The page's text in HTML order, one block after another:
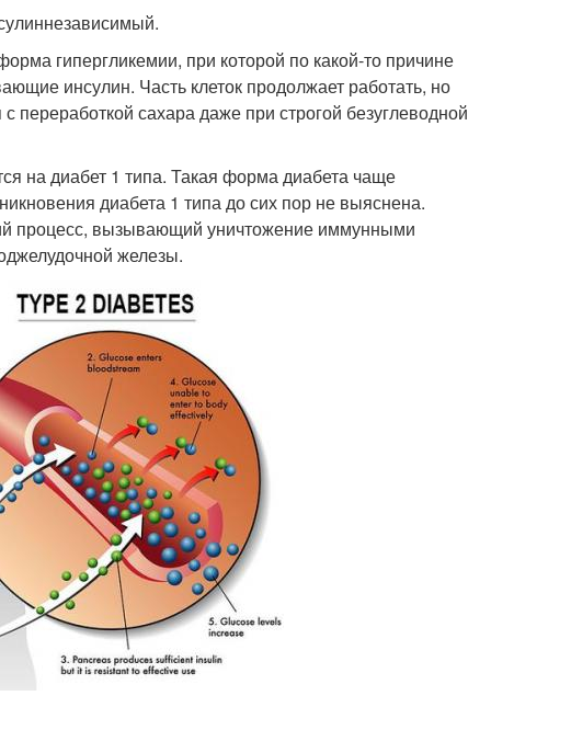
гипергликемии, при которой по какой-то причине
инсулин. Часть клеток продолжает работать, но
переработкой сахара даже при строгой безуглеводной
на диабет 1 типа. Такая форма диабета чаще
диабета 1 типа до сих пор не выяснена.
процесс, вызывающий уничтожение иммунными
железы.